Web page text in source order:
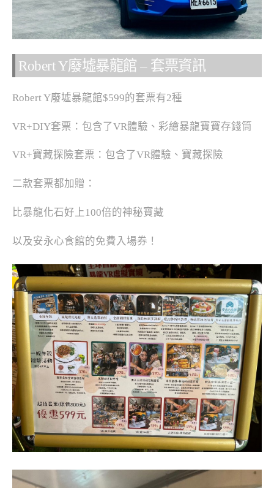
Robert Y廢墟暴龍館 – 套票資訊
Robert Y廢墟暴龍館$599的套票有2種
VR+DIY套票：包含了VR體驗、彩繪暴龍寶寶存錢筒
VR+寶藏探險套票：包含了VR體驗、寶藏探險
二款套票都加贈：
比暴龍化石好上100倍的神秘寶藏
以及安永心食館的免費入場券！